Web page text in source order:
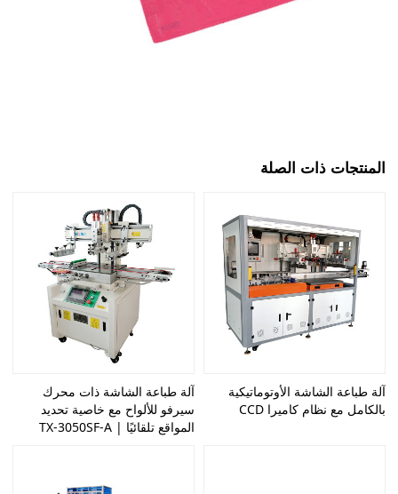
المنتجات ذات الصلة
آلة طباعة الشاشة الأوتوماتيكية
بالكامل مع نظام كاميرا CCD
آلة طباعة الشاشة ذات محرك
سيرفو للألواح مع خاصية تحديد
المواقع تلقائيًا | TX-3050SF-A